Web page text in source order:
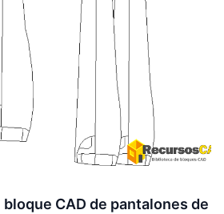
bloque CAD de pantalones de